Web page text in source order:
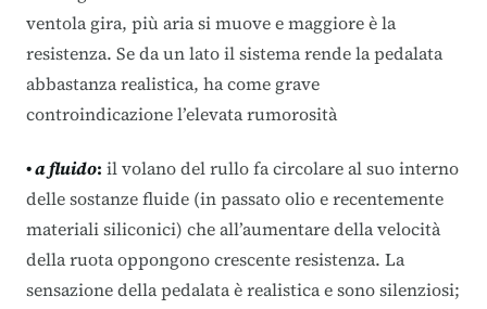
ventola gira, più aria si muove e maggiore è la
resistenza. Se da un lato il sistema rende la pedalata
abbastanza realistica, ha come grave
controindicazione l’elevata rumorosità
•a fluido: il volano del rullo fa circolare al suo interno
delle sostanze fluide (in passato olio e recentemente
materiali siliconici) che all’aumentare della velocità
della ruota oppongono crescente resistenza. La
sensazione della pedalata è realistica e sono silenziosi;